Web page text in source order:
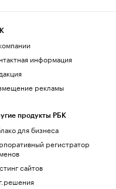
информация
рекламы
продукты РБК
для бизнеса
регистратор
сайтов